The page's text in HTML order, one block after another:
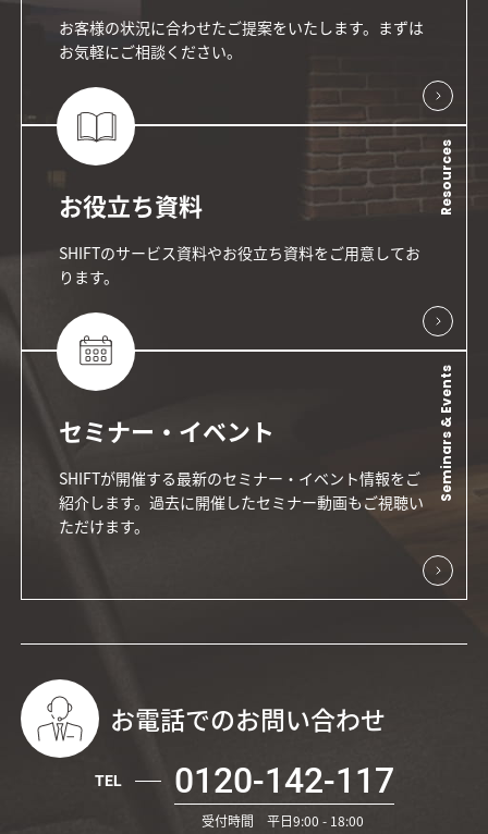
お客様の状況に合わせたご提案をいたします。まずは
お気軽にご相談ください。
お役立ち資料
SHIFTのサービス資料やお役立ち資料をご用意してお
ります。
Resources
セミナー・イベント
SHIFTが開催する最新のセミナー・イベント情報をご
紹介します。過去に開催したセミナー動画もご視聴い
ただけます。
Seminars & Events
お電話でのお問い合わせ
TEL 0120-142-117
受付時間 平日9:00 - 18:00